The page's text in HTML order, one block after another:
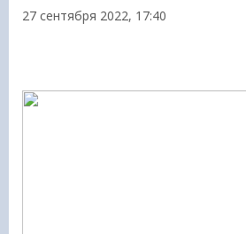
27 сентября 2022, 17:40